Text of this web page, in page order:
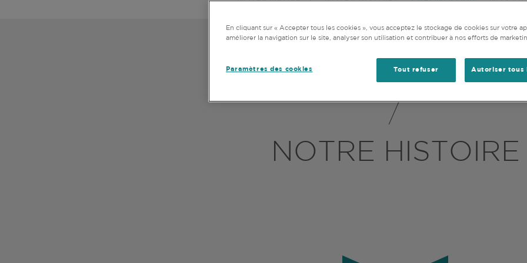
NOTRE HISTOIRE
En cliquant sur « Accepter tous les cookies », vous acceptez le stockage de cookies sur votre
améliorer la navigation sur le site, analyser son utilisation et contribuer à nos efforts de
Tout refuser Autoriser tous
Paramètres des cookies